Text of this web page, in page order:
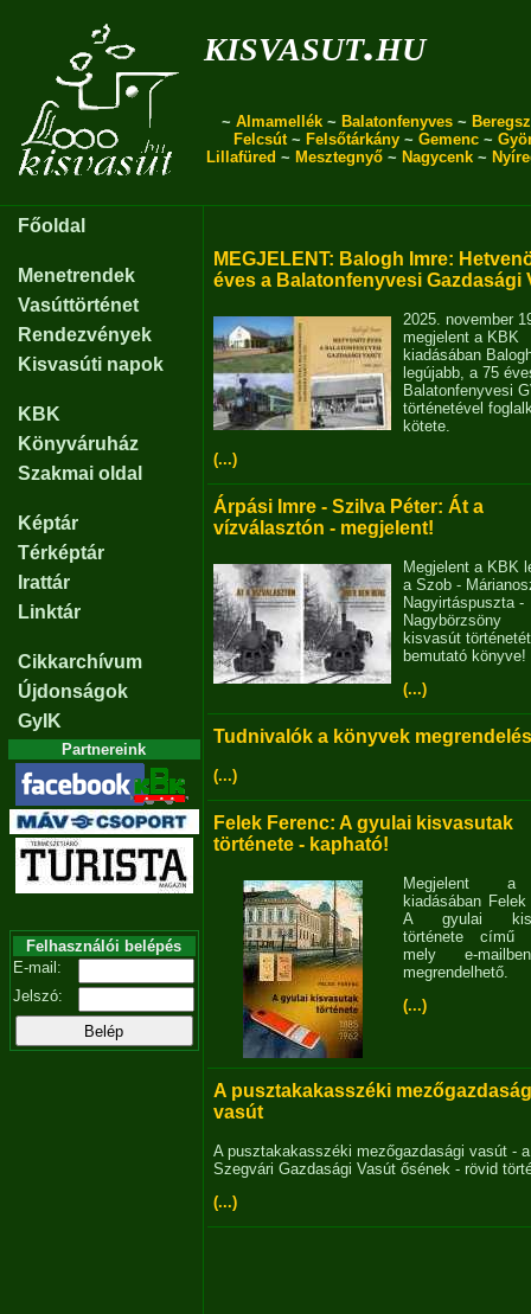
kisvasut.hu
~ Almamellék ~ Balatonfenyves ~
Felcsút~ Felsőtárkány ~ Gemenc ~
Lillafüred ~ Mesztegnyő ~ Nagycenk ~
Főoldal
Menetrendek
Vasúttörténet
Rendezvények
Kisvasúti napok
KBK
Könyváruház
Szakmai oldal
Képtár
Térképtár
Irattár
Linktár
Cikkarchívum
Újdonságok
GyIK
Partnereink
Felhasználói belépés
E-mail:
Jelszó:
MEGJELENT: Balogh Imre:
éves a Balatonfenyvesi Gazdasági
2025. november
megjelent a KBK
kiadásában
legújabb, a 75
Balatonfenyvesi
történetével
kötete.
(...)
Árpási Imre - Szilva Péter: Át a
vízválasztón - megjelent!
Megjelent a KBK
a Szob -
Nagyirtáspuszta -
Nagybörzsöny
kisvasút történetét
bemutató könyve!
(...)
Tudnivalók a könyvek
(...)
Felek Ferenc: A gyulai kisvasutak
története - kapható!
Megjelent
kiadásában
A gyulai
története című
mely e-
megrendelhető.
(...)
A pusztakakasszéki
vasút
A pusztakakasszéki mezőgazdasági vasút - a
Szegvári Gazdasági Vasút ősének - rövid
(...)